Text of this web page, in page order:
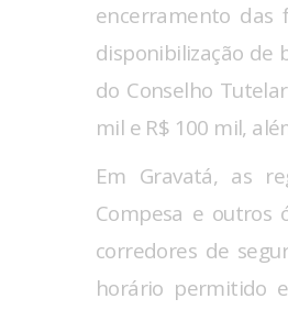
encerramento das
disponibilização de
do Conselho
mil e R$ 100 mil,
Em Gravatá, as
Compesa e outros
corredores de
horário permitido